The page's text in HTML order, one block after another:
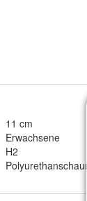
11 cm
Erwachsene
H2
Polyurethanschaum